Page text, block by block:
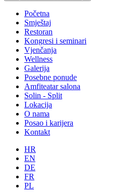
Početna
Smještaj
Restoran
Kongresi i seminari
Vjenčanja
Wellness
Galerija
Posebne ponude
Amfiteatar salona
Solin - Split
Lokacija
O nama
Posao i karijera
Kontakt
HR
EN
DE
FR
PL